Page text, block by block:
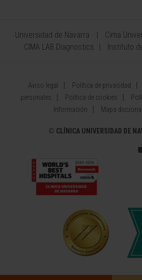
Universidad de Navarra
Cima
CIMA LAB Diagnostics
Instituto
Aviso legal Política de privacidad
personales
Política de cookies
Información
Mapa
© CLÍNICA UNIVERSIDAD DE